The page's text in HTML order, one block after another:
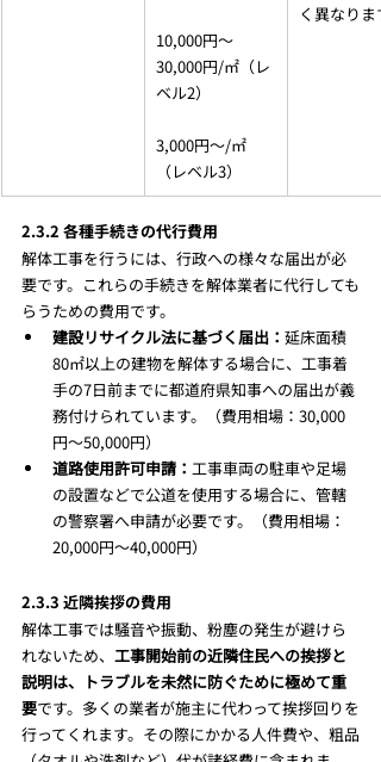
10,000円～
30,000円/㎡（レ
ベル2）
3,000円～/㎡
（レベル3）
く異なりま
2.3.2 各種手続きの代行費用
解体工事を行うには、行政への様々な届出が必
要です。これらの手続きを解体業者に代行しても
らうための費用です。
建設リサイクル法に基づく届出： 延床面積
80㎡以上の建物を解体する場合に、工事着
手の7日前までに都道府県知事への届出が義
務付けられています。（費用相場：30,000
円～50,000円）
道路使用許可申請： 工事車両の駐車や足場
の設置などで公道を使用する場合に、管轄
の警察署へ申請が必要です。（費用相場：
20,000円～40,000円）
2.3.3 近隣挨拶の費用
解体工事では騒音や振動、粉塵の発生が避けら
れないため、 工事開始前の近隣住民への挨拶と
説明は、トラブルを未然に防ぐために極めて重
要です。多くの業者が施主に代わって挨拶回りを
行ってくれます。その際にかかる人件費や、粗品